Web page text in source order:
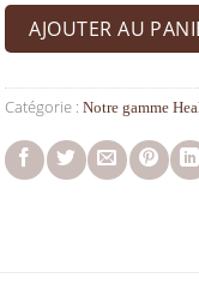
AJOUTER AU
Catégorie : Notre gamme